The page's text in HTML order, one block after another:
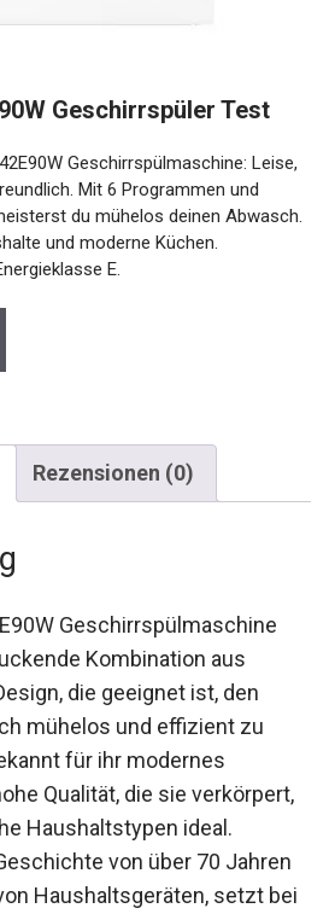
Geschirrspüler Test
Geschirrspülmaschine: Leise,
Mit 6 Programmen und
du mühelos deinen Abwasch.
und moderne Küchen.
E.
Rezensionen (0)
Geschirrspülmaschine
Kombination aus
die geeignet ist, den
mühelos und effizient zu
für ihr modernes
Qualität, die sie verkörpert,
Haushaltstypen ideal.
von über 70 Jahren
Haushaltsgeräten, setzt bei